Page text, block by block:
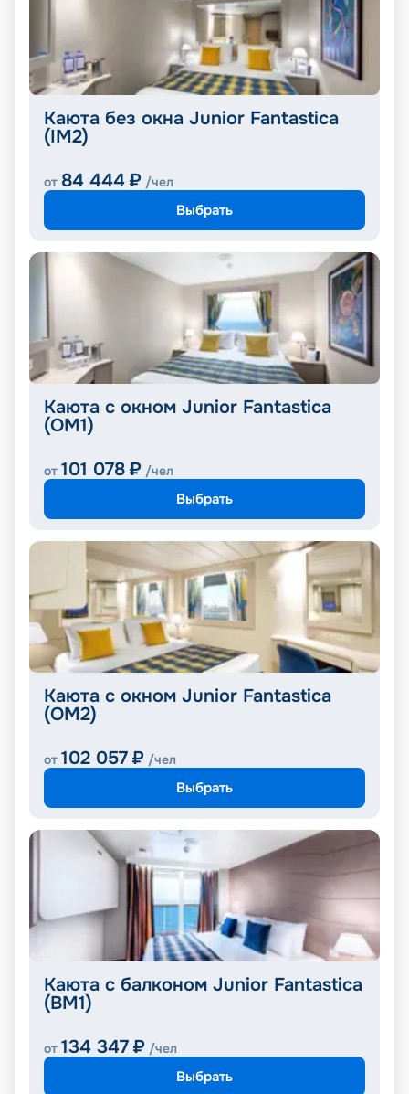
Каюта без окна Junior Fantastica
(IM2)
от 84 444 ₽ /чел
Выбрать
Каюта с окном Junior Fantastica
(OM1)
от 101 078 ₽ /чел
Выбрать
Каюта с окном Junior Fantastica
(OM2)
от 102 057 ₽ /чел
Выбрать
Каюта с балконом Junior Fantastica
(BM1)
от 134 347 ₽ /чел
Выбрать